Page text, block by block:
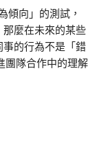
傾向」的測試，
麼在未來的某些
的行為不是「錯
團隊合作中的理解